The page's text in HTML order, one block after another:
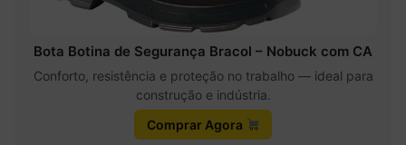
Bota Botina de Segurança Bracol – Nobuck com CA
Conforto, resistência e proteção no trabalho — ideal para
construção e indústria.
Comprar Agora